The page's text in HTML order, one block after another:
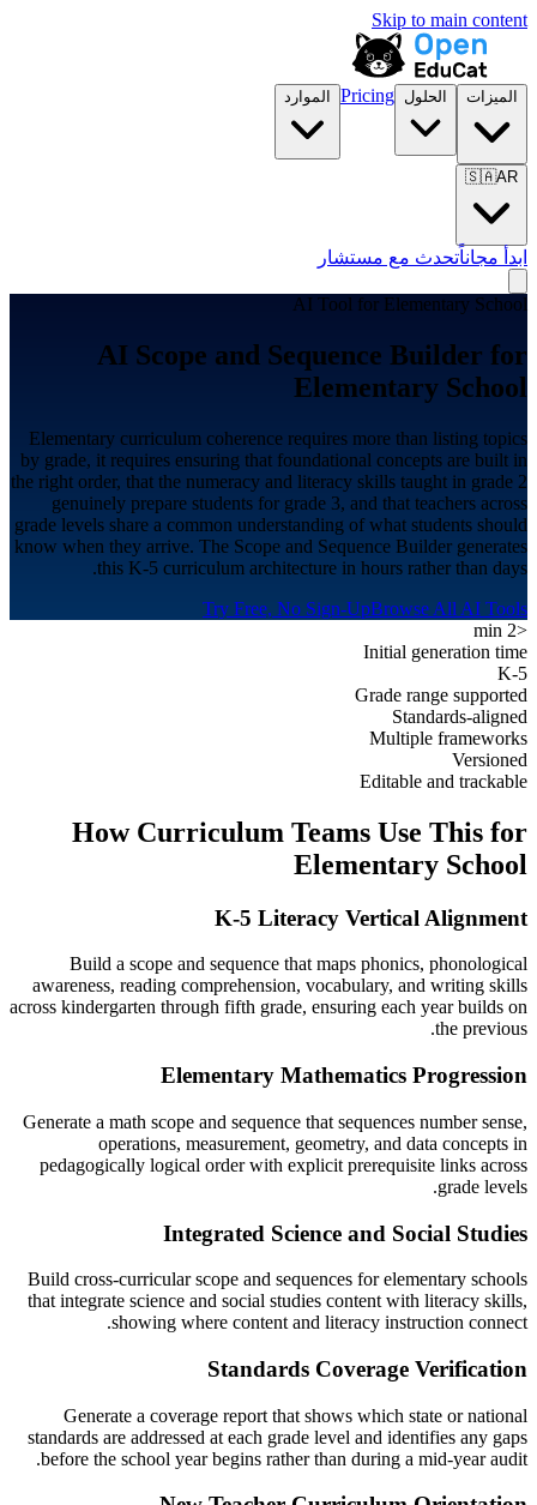
Skip to main content
الميزات الحلول Pricing الموارد
🇸🇦AR
ابدأ مجاناًتحدث مع مستشار
AI Tool for Elementary School
AI Scope and Sequence Builder for
Elementary School
Elementary curriculum coherence requires more than listing topics
by grade, it requires ensuring that foundational concepts are built in
the right order, that the numeracy and literacy skills taught in grade 2
genuinely prepare students for grade 3, and that teachers across
grade levels share a common understanding of what students should
know when they arrive. The Scope and Sequence Builder generates
this K-5 curriculum architecture in hours rather than days.
Try Free, No Sign-UpBrowse All AI Tools
<2 min
Initial generation time
K-5
Grade range supported
Standards-aligned
Multiple frameworks
Versioned
Editable and trackable
How Curriculum Teams Use This for
Elementary School
K-5 Literacy Vertical Alignment
Build a scope and sequence that maps phonics, phonological
awareness, reading comprehension, vocabulary, and writing skills
across kindergarten through fifth grade, ensuring each year builds on
the previous.
Elementary Mathematics Progression
Generate a math scope and sequence that sequences number sense,
operations, measurement, geometry, and data concepts in
pedagogically logical order with explicit prerequisite links across
grade levels.
Integrated Science and Social Studies
Build cross-curricular scope and sequences for elementary schools
that integrate science and social studies content with literacy skills,
showing where content and literacy instruction connect.
Standards Coverage Verification
Generate a coverage report that shows which state or national
standards are addressed at each grade level and identifies any gaps
before the school year begins rather than during a mid-year audit.